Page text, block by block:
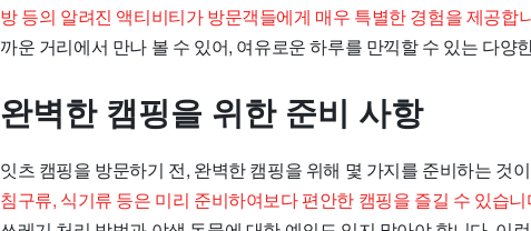
방 등의 알려진 액티비티가 방문객들에게 매우 특별한 경험을 제공합
까운 거리에서 만나 볼 수 있어, 여유로운 하루를 만끽할 수 있는 다양
완벽한 캠핑을 위한 준비 사항
잇츠 캠핑을 방문하기 전, 완벽한 캠핑을 위해 몇 가지를 준비하는 것
침구류, 식기류 등은 미리 준비하여보다 편안한 캠핑을 즐길 수 있습니